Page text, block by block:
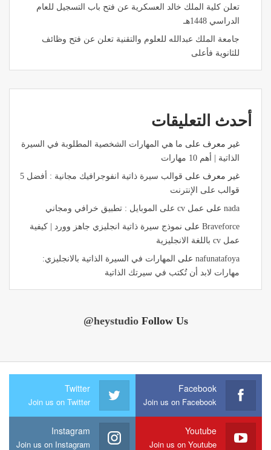
تعلن كلية الملك خالد العسكرية عن فتح باب التسجيل للعام
الدراسي 1448هـ
جامعة الملك عبدالله للعلوم والتقنية تعلن عن فتح وظائف
للثانوية فأعلى
أحدث التعليقات
غير معرف على ما هي المهارات الشخصية المطلوبة في السيرة
الذاتية | أهم 10 مهارات
غير معرف على
قوالب سيرة ذاتية انفوجرافيك مجانية : أفضل 5
قوالب على الإنترنت
nada على عمل cv على الموبايل : تطبيق خرافي ومجاني
Braveforce على نموذج سيرة ذاتية انجليزي جاهز وورد | كيفية
عمل cv باللغة الانجليزية
nafunatafoya على
المهارات في السيرة الذاتية بالانجليزي:
مهارات لابد أن تُكتب في سيرتك الذاتية
Follow Us
@heystudio
Facebook
Join us on Facebook
Twitter
Join us on Twitter
Youtube
Join us on Youtube
Instagram
Join us on Instagram